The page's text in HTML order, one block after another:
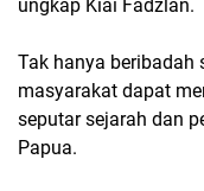
ungkap Kiai Fadzlan.
Tak hanya beribadah
masyarakat dapat
seputar sejarah dan
Papua.